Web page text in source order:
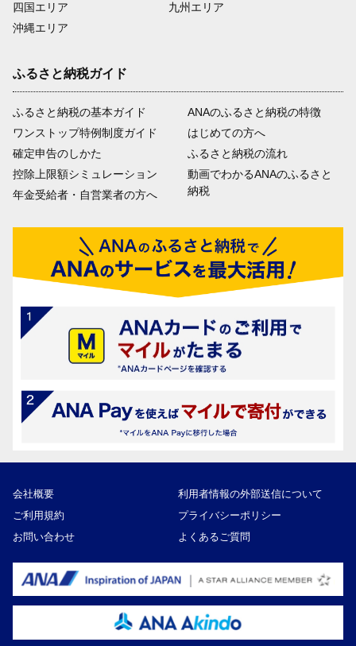
四国エリア
沖縄エリア
九州エリア
ふるさと納税ガイド
ふるさと納税の基本ガイド
ワンストップ特例制度ガイド
確定申告のしかた
控除上限額シミュレーション
年金受給者・自営業者の方へ
ANAのふるさと納税の特徴
はじめての方へ
ふるさと納税の流れ
動画でわかるANAのふるさと
納税
会社概要
利用者情報の外部送信について
ご利用規約
プライバシーポリシー
お問い合わせ
よくあるご質問